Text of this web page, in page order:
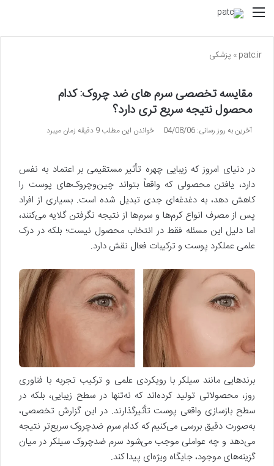
منو
» پزشکی
مقایسه تخصصی سرم های ضد چروک: کدام
محصول نتیجه سریع تری دارد؟
آخرین به روز رسانی: 04/08/06 خواندن این مطلب 9 دقیقه زمان میبرد
در دنیای امروز که زیبایی چهره تأثیر مستقیمی بر اعتماد به نفس
دارد، یافتن محصولی که واقعاً بتواند چین‌وچروک‌های پوست را
کاهش دهد، به دغدغه‌ای جدی تبدیل شده است. بسیاری از افراد
پس از مصرف انواع کرم‌ها و سرم‌ها از نتیجه نگرفتن گلایه می‌کنند،
اما دلیل این مسئله فقط در انتخاب محصول نیست؛ بلکه در درک
علمی عملکرد پوست و ترکیبات فعال نقش دارد.
برندهایی مانند سیلکر با رویکردی علمی و ترکیب تجربه با فناوری
روز، محصولاتی تولید کرده‌اند که نه‌تنها در سطح زیبایی، بلکه در
سطح بازسازی واقعی پوست تأثیرگذارند. در این گزارش تخصصی،
به‌صورت دقیق بررسی می‌کنیم که کدام سرم ضدچروک سریع‌تر نتیجه
می‌دهد و چه عواملی موجب می‌شود سرم ضدچروک سیلکر در میان
گزینه‌های موجود، جایگاه ویژه‌ای پیدا کند.